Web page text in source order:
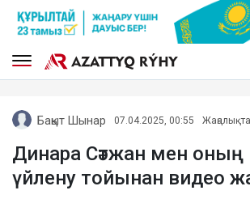
Бақыт Шынар 07.04.2025, 00:55
Динара Сәтжан мен оның
үйлену тойынан видео